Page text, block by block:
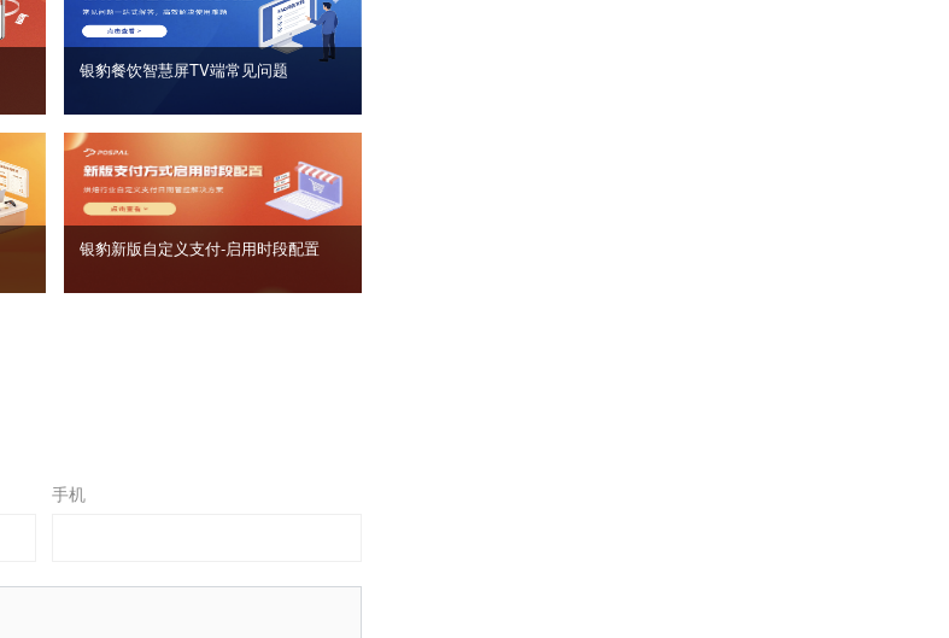
银豹餐饮智慧屏TV端常见问题
银豹新版自定义支付‑启用时段配置
手机